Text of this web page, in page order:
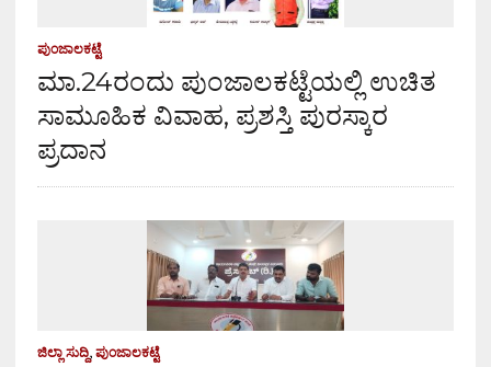
ಪುಂಜಾಲಕಟ್ಟೆ
ಮಾ.24ರಂದು ಪುಂಜಾಲಕಟ್ಟೆಯಲ್ಲಿ ಉಚಿತ
ಸಾಮೂಹಿಕ ವಿವಾಹ, ಪ್ರಶಸ್ತಿ ಪುರಸ್ಕಾರ
ಪ್ರದಾನ
ಜಿಲ್ಲಾ ಸುದ್ದಿ, ಪುಂಜಾಲಕಟ್ಟೆ